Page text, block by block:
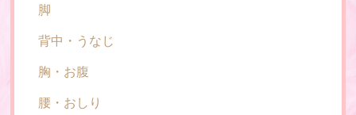
脚
背中・うなじ
胸・お腹
腰・おしり